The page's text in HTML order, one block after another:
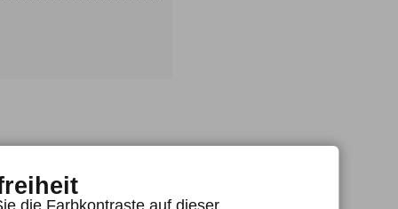
die Farbkontraste auf dieser